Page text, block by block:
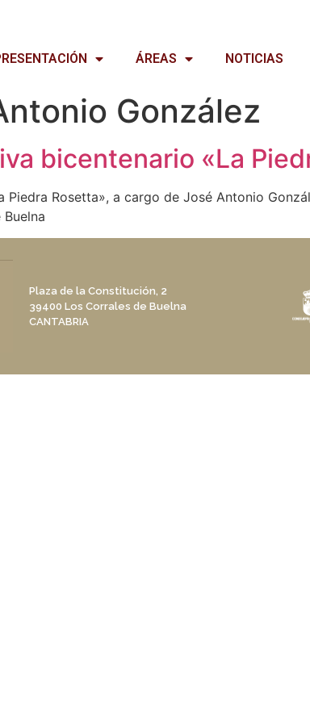
ÁREAS NOTICIAS
González
bicentenario «La
Rosetta», a cargo de José Antonio
Plaza de la Constitución, 2
39400 Los Corrales de Buelna
CANTABRIA